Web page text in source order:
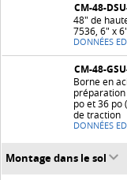
CM-48-
48" de
7536, 6" x
DONNÉES
CM-48-
Borne en
préparation
po et 36 po
de traction
DONNÉES
Montage dans le sol